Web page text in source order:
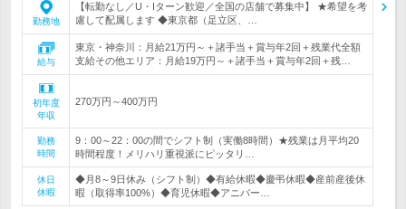
勤務地
【転勤なし／U・Iターン歓迎／全国の店舗で募集中】 ★希望を考
慮して配属します ◆東京都（足立区、…
給与
東京・神奈川：月給21万円～＋諸手当＋賞与年2回＋残業代全額
支給その他エリア：月給19万円～＋諸手当＋賞与年2回＋残…
初年度
年収
270万円～400万円
勤務
時間
9：00～22：00の間でシフト制（実働8時間）★残業は月平均20
時間程度！メリハリ重視派にピッタリ…
休日
休暇
◆月8～9日休み（シフト制）◆有給休暇◆慶弔休暇◆産前産後休
暇（取得率100%）◆育児休暇◆アニバー…